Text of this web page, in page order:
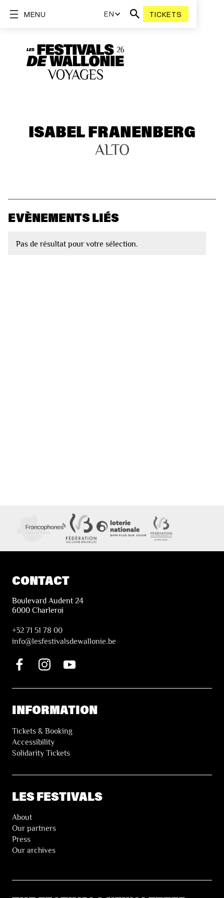
EN TICKETS
MENU
ISABEL FRANENBERG
ALTO
EVÈNEMENTS LIÉS
Pas de résultat pour votre sélection.
CONTACT
Boulevard Audent 24
6000 Charleroi
+32 71 51 78 00
info@lesfestivalsdewallonie.be
INFORMATION
Tickets & Booking
Accessibility
Solidarity Tickets
LES FESTIVALS
About
Our partners
Press
Our archives